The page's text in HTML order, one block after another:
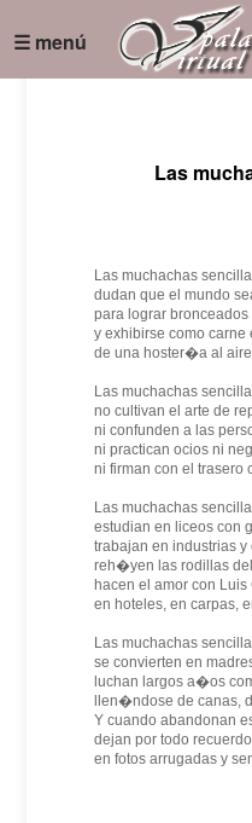
☰ menú
Las
Las muchachas
dudan que el mundo
para lograr bronceados
y exhibirse como carne
de una hoster�a al
Las muchachas
no cultivan el arte de
ni confunden a las
ni practican ocios ni
ni firman con el trasero
Las muchachas
estudian en liceos con
trabajan en industrias y
reh�yen las rodillas
hacen el amor con
en hoteles, en carpas,
Las muchachas
se convierten en
luchan largos a�os
llen�ndose de canas,
Y cuando abandonan
dejan por todo
en fotos arrugadas y